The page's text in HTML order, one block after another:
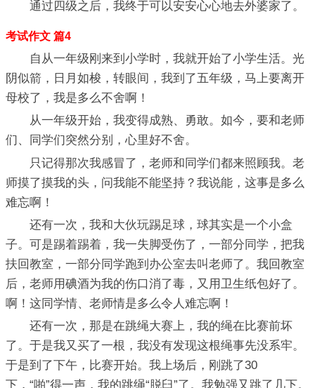
通过四级之后，我终于可以安安心心地去外婆家了。
考试作文 篇4
自从一年级刚来到小学时，我就开始了小学生活。光
阴似箭，日月如梭，转眼间，我到了五年级，马上要离开
母校了，我是多么不舍啊！
从一年级开始，我变得成熟、勇敢。如今，要和老师
们、同学们突然分别，心里好不舍。
只记得那次我感冒了，老师和同学们都来照顾我。老
师摸了摸我的头，问我能不能坚持？我说能，这事是多么
难忘啊！
还有一次，我和大伙玩踢足球，球其实是一个小盒
子。可是踢着踢着，我一失脚受伤了，一部分同学，把我
扶回教室，一部分同学跑到办公室去叫老师了。我回教室
后，老师用碘酒为我的伤口消了毒，又用卫生纸包好了。
啊！这同学情、老师情是多么令人难忘啊！
还有一次，那是在跳绳大赛上，我的绳在比赛前坏
了。于是我又买了一根，我没有发现这根绳事先没系牢。
于是到了下午，比赛开始。我上场后，刚跳了30
下，“啪”得一声，我的跳绳“脱臼”了。我勉强又跳了几下。